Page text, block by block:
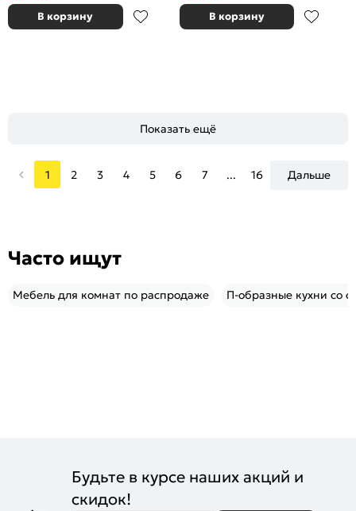
В корзину В корзину
Показать ещё
1 2 3 4 5 6 7 ... 16 Дальше
Часто ищут
Мебель для комнат по распродаже П-образные кухни со
Будьте в курсе наших акций и
скидок!